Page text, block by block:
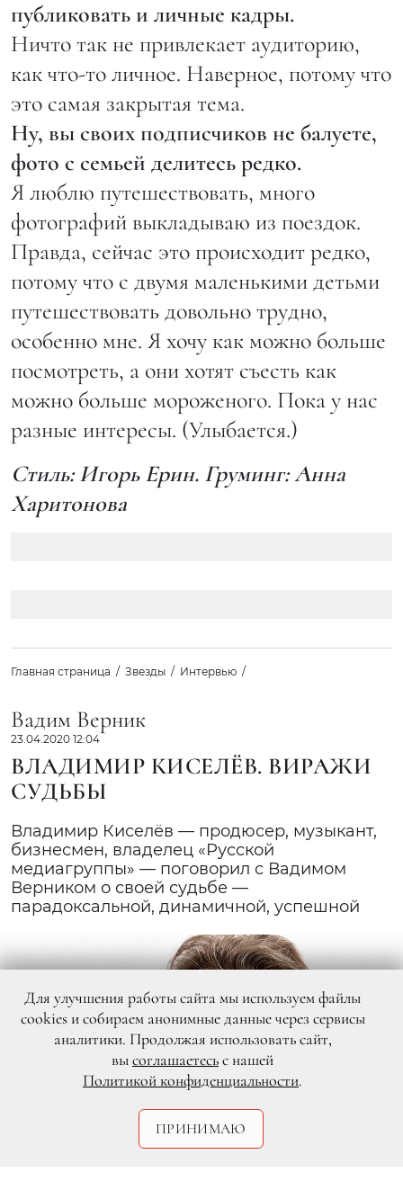
публиковать и личные кадры.
Ничто так не привлекает аудиторию,
как что-то личное. Наверное, потому что
это самая закрытая тема.
Ну, вы своих подписчиков не балуете,
фото с семьей делитесь редко.
Я люблю путешествовать, много
фотографий выкладываю из поездок.
Правда, сейчас это происходит редко,
потому что с двумя маленькими детьми
путешествовать довольно трудно,
особенно мне. Я хочу как можно больше
посмотреть, а они хотят съесть как
можно больше мороженого. Пока у нас
разные интересы. (Улыбается.)
Стиль: Игорь Ерин. Груминг: Анна
Харитонова
Главная страница Звезды Интервью
Вадим Верник
23.04.2020 12:04
ВЛАДИМИР КИСЕЛЁВ. ВИРАЖИ
СУДЬБЫ
Владимир Киселёв — продюсер, музыкант,
бизнесмен, владелец «Русской
медиагруппы» — поговорил с Вадимом
Верником о своей судьбе —
парадоксальной, динамичной, успешной
Для улучшения работы сайта мы используем файлы
cookies и собираем анонимные данные через сервисы
аналитики. Продолжая использовать сайт,
высоглашаетесьс нашей
Политикой конфиденциальности.
ПРИНИМАЮ